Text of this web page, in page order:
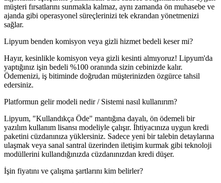
müşteri fırsatlarını sunmakla kalmaz, aynı zamanda ön muhasebe ve
ajanda gibi operasyonel süreçlerinizi tek ekrandan yönetmenizi
sağlar.
Lipyum benden komisyon veya gizli hizmet bedeli keser mi?
Hayır, kesinlikle komisyon veya gizli kesinti almıyoruz! Lipyum'da
yaptığınız işin bedeli %100 oranında sizin cebinizde kalır.
Ödemenizi, iş bitiminde doğrudan müşterinizden özgürce tahsil
edersiniz.
Platformun gelir modeli nedir / Sistemi nasıl kullanırım?
Lipyum, "Kullandıkça Öde" mantığına dayalı, ön ödemeli bir
yazılım kullanım lisansı modeliyle çalışır. İhtiyacınıza uygun kredi
paketini cüzdanınıza yüklersiniz. Sadece yeni bir talebin detaylarına
ulaşmak veya sanal santral üzerinden iletişim kurmak gibi teknoloji
modüllerini kullandığınızda cüzdanınızdan kredi düşer.
İşin fiyatını ve çalışma şartlarını kim belirler?